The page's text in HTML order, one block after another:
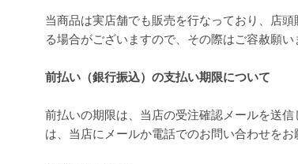
当商品は実店舗でも販売を行なっており、店
る場合がございますので、その際はご容赦願い
前払い（銀行振込）の支払い期限について
前払いの期限は、当店の受注確認メールを送
は、当店にメールか電話でのお問い合わせをお